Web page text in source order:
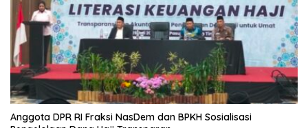
Anggota DPR RI Fraksi NasDem dan BPKH Sosialisasi